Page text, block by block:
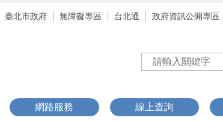
臺北市政府 無障礙專區 台北通
政府資訊公開專區
網路服務 線上查詢